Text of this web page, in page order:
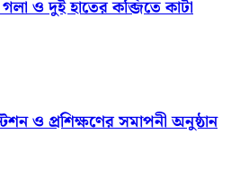
ও দুই হাতের কব্জিতে কাটা
ও প্রশিক্ষণের সমাপনী অনুষ্ঠান